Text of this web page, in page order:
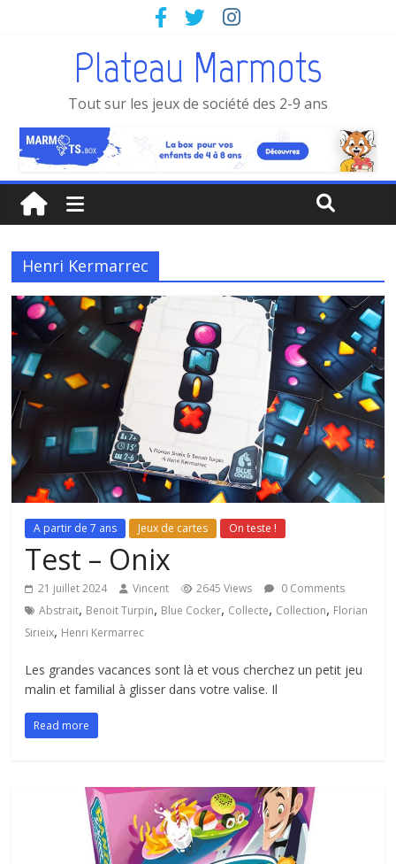
Plateau Marmots
Tout sur les jeux de société des 2-9 ans
Henri Kermarrec
A partir de 7 ans Jeux de cartes On teste !
Test – Onix
21 juillet 2024 Vincent 2645 Views
0 Comments
Abstrait, Benoit Turpin, Blue Cocker, Collecte, Collection, Florian
Sirieix, Henri Kermarrec
Les grandes vacances sont là et vous cherchez un petit jeu
malin et familial à glisser dans votre valise. Il
Read more